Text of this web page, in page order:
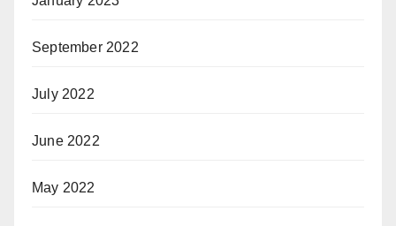
September 2022
July 2022
June 2022
May 2022